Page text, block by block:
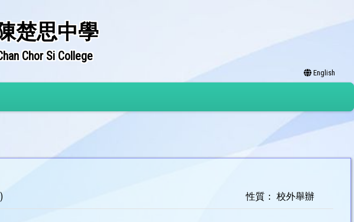
楚思中學
Chor Si College
English
性質： 校外舉辦